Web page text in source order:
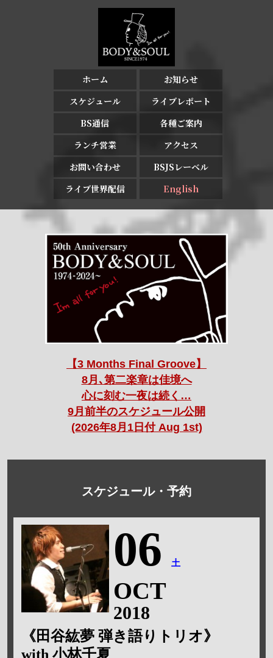
ホーム
お知らせ
スケジュール
ライブレポート
BS通信
各種ご案内
ランチ営業
アクセス
お問い合わせ
BSJSレーベル
ライブ世界配信
English
【3 Months Final Groove】
8月､第二楽章は佳境へ
心に刻む一夜は続く…
9月前半のスケジュール公開
(2026年8月1日付 Aug 1st)
スケジュール・予約
06 土
OCT
2018
《田谷紘夢 弾き語りトリオ》
with 小林千夏